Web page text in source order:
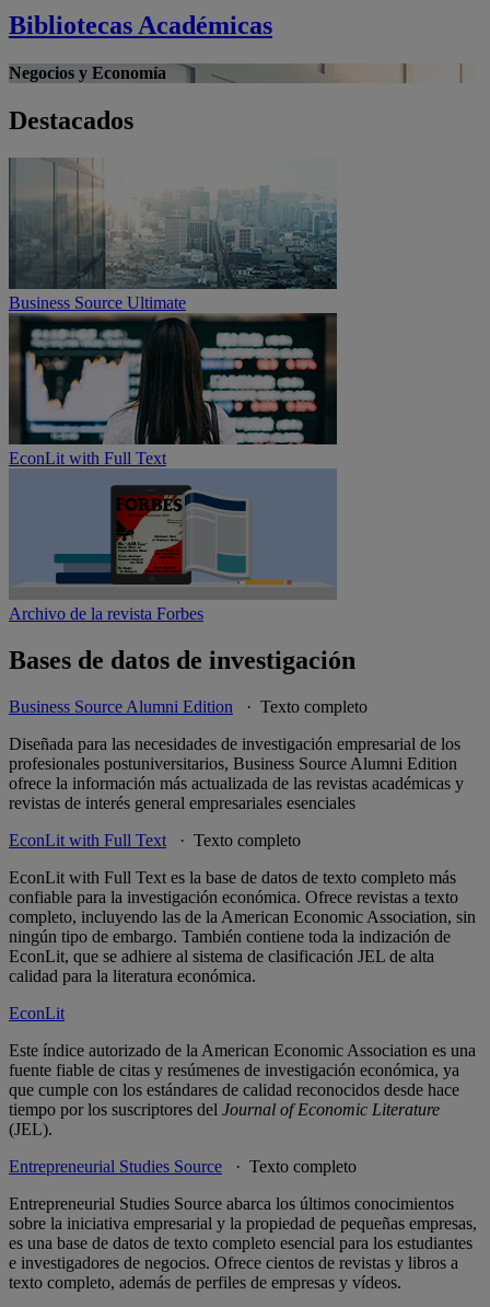
Bibliotecas Académicas
Negocios y Economía
Destacados
Business Source Ultimate
EconLit with Full Text
Archivo de la revista Forbes
Bases de datos de investigación
Business Source Alumni Edition
· Texto completo
Diseñada para las necesidades de investigación empresarial de los
profesionales postuniversitarios, Business Source Alumni Edition
ofrece la información más actualizada de las revistas académicas y
revistas de interés general empresariales esenciales
EconLit with Full Text
· Texto completo
EconLit with Full Text es la base de datos de texto completo más
confiable para la investigación económica. Ofrece revistas a texto
completo, incluyendo las de la American Economic Association, sin
ningún tipo de embargo. También contiene toda la indización de
EconLit, que se adhiere al sistema de clasificación JEL de alta
calidad para la literatura económica.
EconLit
Este índice autorizado de la American Economic Association es una
fuente fiable de citas y resúmenes de investigación económica, ya
que cumple con los estándares de calidad reconocidos desde hace
tiempo por los suscriptores del Journal of Economic Literature
(JEL).
Entrepreneurial Studies Source
· Texto completo
Entrepreneurial Studies Source abarca los últimos conocimientos
sobre la iniciativa empresarial y la propiedad de pequeñas empresas,
es una base de datos de texto completo esencial para los estudiantes
e investigadores de negocios. Ofrece cientos de revistas y libros a
texto completo, además de perfiles de empresas y vídeos.